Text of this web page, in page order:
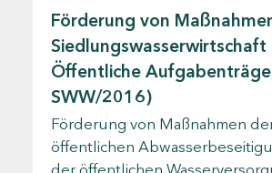
Förderung von
Siedlungswasserwirtschaft
Öffentliche
SWW/2016)
Förderung von Maßnahmen
öffentlichen
der öffentlichen